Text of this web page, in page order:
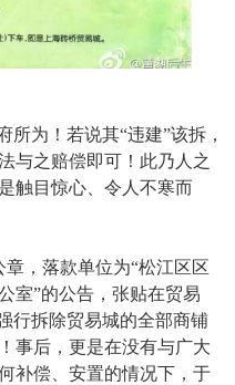
为！若说其“违建”该拆，
与之赔偿即可！此乃人之
触目惊心、令人不寒而
，落款单位为“松江区区
室”的公告，张贴在贸易
行拆除贸易城的全部商铺
事后，更是在没有与广大
补偿、安置的情况下，于